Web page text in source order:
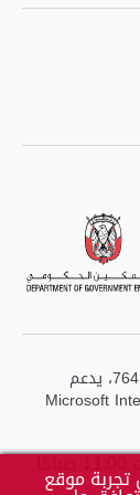
أفضل عرض لهذا الموقع هو دقة الشاشة 1024 × 764، يدعم
Microsoft
تجربة موقع